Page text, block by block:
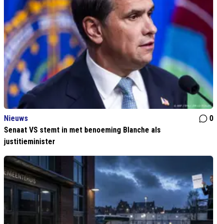
Nieuws
0
Senaat VS stemt in met benoeming Blanche als
justitieminister